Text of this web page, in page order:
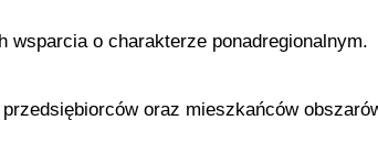
wsparcia o charakterze ponadregionalnym.
oraz mieszkańców